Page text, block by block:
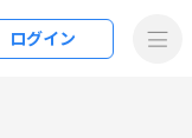
ログイン